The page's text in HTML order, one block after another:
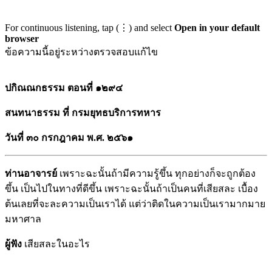
For continuous listening, tap (⋮) and select Open in your default
browser
ข้อความนี้อยู่ระหว่างตรวจสอบแก้ไข
ปกิณณกธรรม ตอนที่ ๑๒๙๔
สนทนาธรรม ที่ กรมยุทธบริการทหาร
วันที่ ๓๐ กรกฎาคม พ.ศ. ๒๕๖๑
ท่านอาจารย์ เพราะฉะนั้นถ้ามีความรู้ขึ้น ทุกอย่างก็จะถูกต้อง
ขึ้น เป็นไปในทางที่ดีขึ้น เพราะฉะนั้นถ้าเป็นคนที่เสียสละ เบื้อง
ต้นเลยที่จะละความเป็นเราได้ แต่ว่าติดในความเป็นเรามากมาย
มหาศาล
ผู้ฟัง เสียสละในอะไร